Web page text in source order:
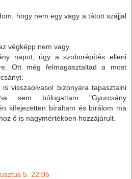
hogy nem egy vagy a tátott szájjal
végképp nem vagy.
napot, úgy a szoborépítés elleni
Ott még felmagasztaltad a most
visszaolvasol bizonyára tapasztalni
sem bólogattam "Gyurcsány
kifejezetten bíráltam és bírálom ma
ő is nagymértékben hozzájárult.
5. 22:05